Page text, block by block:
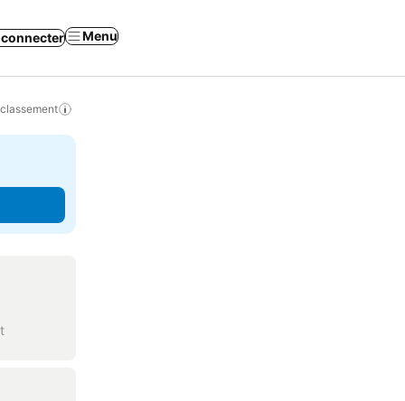
connecter Menu